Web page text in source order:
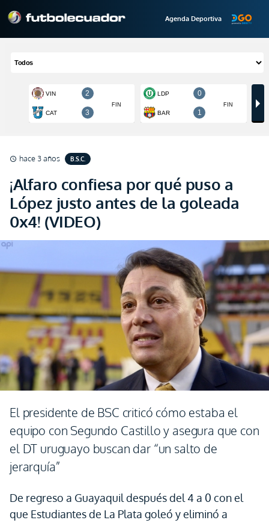
Agenda Deportiva
schedule hace 3 años B.S.C.
¡Alfaro confiesa por qué puso a
López justo antes de la goleada
0x4! (VIDEO)
El presidente de BSC criticó cómo estaba el
equipo con Segundo Castillo y asegura que con
el DT uruguayo buscan dar “un salto de
jerarquía”
De regreso a Guayaquil después del 4 a 0 con el
que Estudiantes de La Plata goleó y eliminó a